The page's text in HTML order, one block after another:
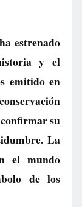
estrenado
y el
emitido en
su
La
el mundo
de los